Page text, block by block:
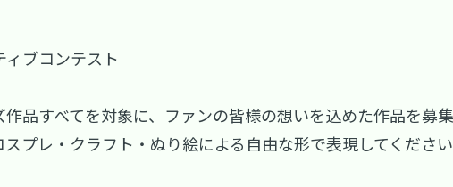
ブコンテスト
作品すべてを対象に、ファンの皆様の想いを込めた作品を募
プレ・クラフト・ぬり絵による自由な形で表現してください